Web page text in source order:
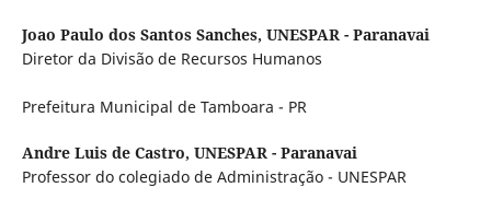
Joao Paulo dos Santos Sanches, UNESPAR - Paranavai
Diretor da Divisão de Recursos Humanos
Prefeitura Municipal de Tamboara - PR
Andre Luis de Castro, UNESPAR - Paranavai
Professor do colegiado de Administração - UNESPAR